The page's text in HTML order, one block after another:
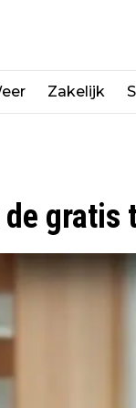
Zakelijk
gratis